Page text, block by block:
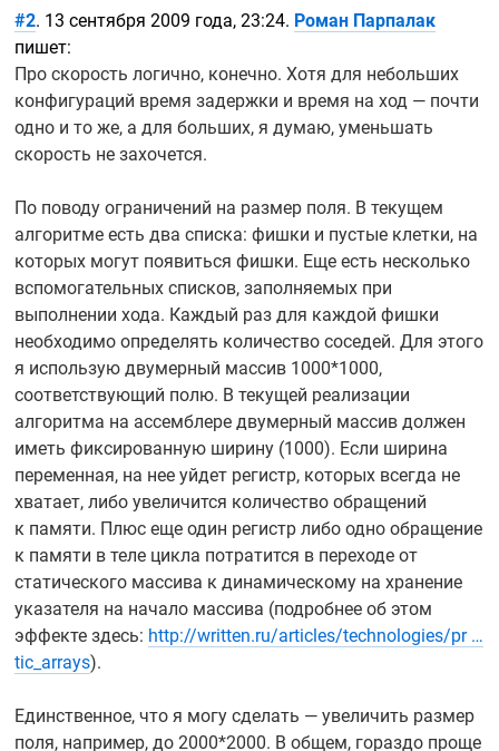
#2. 13 сентября 2009 года, 23:24. Роман Парпалак
пишет:
Про скорость логично, конечно. Хотя для небольших
конфигураций время задержки и время на ход — почти
одно и то же, а для больших, я думаю, уменьшать
скорость не захочется.
По поводу ограничений на размер поля. В текущем
алгоритме есть два списка: фишки и пустые клетки, на
которых могут появиться фишки. Еще есть несколько
вспомогательных списков, заполняемых при
выполнении хода. Каждый раз для каждой фишки
необходимо определять количество соседей. Для этого
я использую двумерный массив 1000*1000,
соответствующий полю. В текущей реализации
алгоритма на ассемблере двумерный массив должен
иметь фиксированную ширину (1000). Если ширина
переменная, на нее уйдет регистр, которых всегда не
хватает, либо увеличится количество обращений
к памяти. Плюс еще один регистр либо одно обращение
к памяти в теле цикла потратится в переходе от
статического массива к динамическому на хранение
указателя на начало массива (подробнее об этом
эффекте здесь: http://written.ru/articles/technologies/pr …
tic_arrays).
Единственное, что я могу сделать — увеличить размер
поля, например, до 2000*2000. В общем, гораздо проще